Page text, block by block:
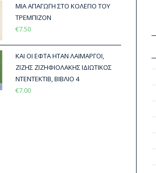
ΜΙΑ ΑΠΑΓΩΓΗ ΣΤΟ ΚΟΛΕΓΙΟ ΤΟΥ
ΤΡΕΜΠΙΖΟΝ
€7.50
ΚΑΙ ΟΙ ΕΦΤΑ ΗΤΑΝ ΛΑΙΜΑΡΓΟΙ,
ΖΙΖΗΣ ΖΙΖΗΦΙΟΛΑΚΗΣ ΙΔΙΩΤΙΚΟΣ
ΝΤΕΝΤΕΚΤΙΒ, ΒΙΒΛΙΟ 4
€7.00